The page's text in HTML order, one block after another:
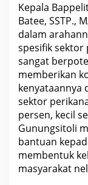
Kepala
Batee, SSTP.,
dalam
spesifik sektor
sangat
memberikan
kenyataannya
sektor
persen, kecil
Gunungsitoli
bantuan
membentuk
masyarakat